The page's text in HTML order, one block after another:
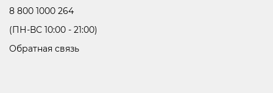
8 800 1000 264
(ПН-ВС 10:00 - 21:00)
Обратная связь